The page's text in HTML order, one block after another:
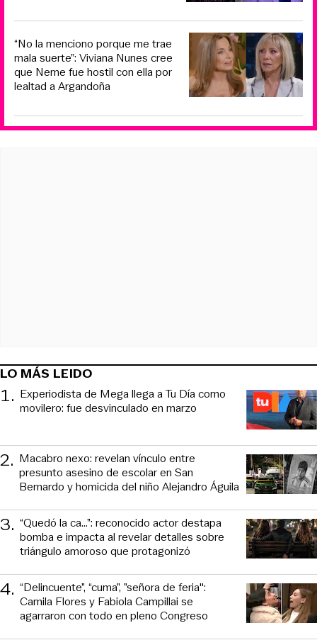
“No la menciono porque me trae
mala suerte”: Viviana Nunes cree
que Neme fue hostil con ella por
lealtad a Argandoña
LO MÁS LEIDO
1. Experiodista de Mega llega a Tu Día como
movilero: fue desvinculado en marzo
2. Macabro nexo: revelan vínculo entre
presunto asesino de escolar en San
Bernardo y homicida del niño Alejandro Águila
3. “Quedó la ca...”: reconocido actor destapa
bomba e impacta al revelar detalles sobre
triángulo amoroso que protagonizó
4. “Delincuente”, “cuma”, ”señora de feria":
Camila Flores y Fabiola Campillai se
agarraron con todo en pleno Congreso